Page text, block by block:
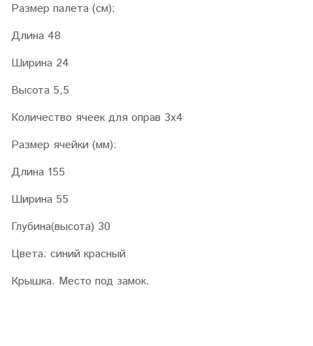
Размер палета (см):
Длина 48
Ширина 24
Высота 5,5
Количество ячеек для оправ 3х4
Размер ячейки (мм):
Длина 155
Ширина 55
Глубина(высота) 30
Цвета: синий красный
Крышка. Место под замок.